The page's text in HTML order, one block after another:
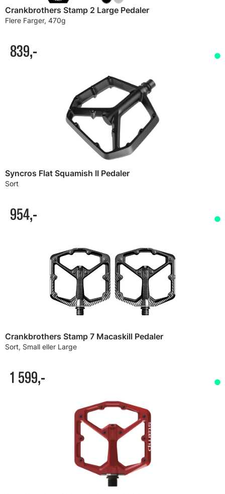
Crankbrothers Stamp 2 Large Pedaler
Flere Farger, 470g
839,-
Syncros Flat Squamish II Pedaler
Sort
954,-
Crankbrothers Stamp 7 Macaskill Pedaler
Sort, Small eller Large
1 599,-